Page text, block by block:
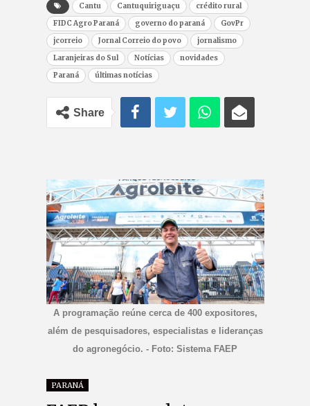
Cantu Cantuquiriguaçu
crédito rural
FIDC Agro Paraná
governo do paraná
GovPr
jcorreio
Jornal Correio do povo
jornalismo
Laranjeiras do Sul
Notícias
novidades
Paraná
últimas notícias
Share
A programação reúne cerca de 400 expositores,
além de pesquisadores, especialistas e lideranças
do agronegócio. - Foto: Sistema FAEP
PARANÁ